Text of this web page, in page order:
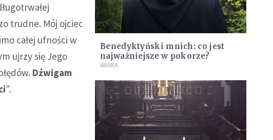
trudne. Mój ojciec
całej ufności w
ujrzy się Jego
Dźwigam
".
Benedyktyński mnich: co jest
najważniejsze w pokorze?
WIARA